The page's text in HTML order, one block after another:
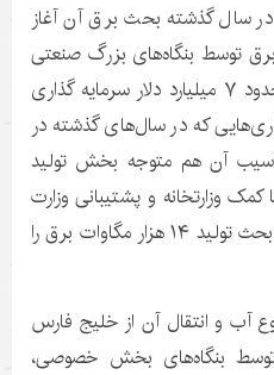
سال گذشته بحث برق آن آغاز
مگاوات برق توسط بنگاه‌های بزرگ صنعتی
در حال احداث نیروگاه است، حدود ۷ میلیارد دلار سرمایه گذاری
که در سال‌های گذشته در
آسیب آن هم متوجه بخش تولید
وزارتخانه و پشتیبانی وزارت
و حمایت‌های وزارت نیرو بحث تولید ۱۴ هزار مگاوات برق را
آب و انتقال آن از خلیج فارس
بنگاه‌های بخش خصوصی،